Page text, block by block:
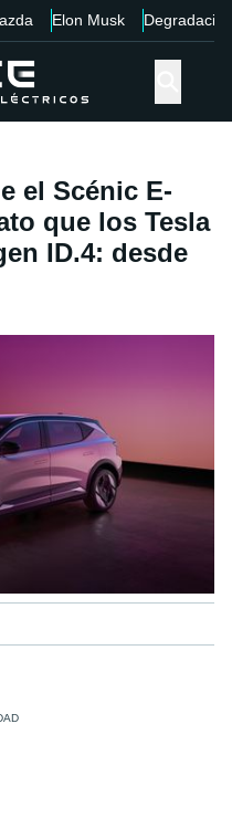
Elon Musk Degradación
el Scénic E-
que los Tesla
ID.4: desde